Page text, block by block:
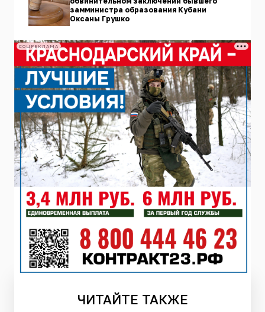
замминистра образования Кубани
Оксаны Грушко
СОЦРЕКЛАМА
ЧИТАЙТЕ ТАКЖЕ